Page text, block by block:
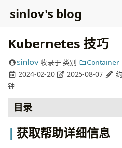
sinlov's blog
Kubernetes 技巧
sinlov 收录于 类别
Container
2024-02-20
2025-08-07
钟
目录
获取帮助详细信息
Kubernetes 常用命令行
获取帮助详细信息